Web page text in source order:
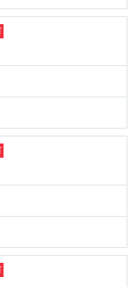
will notify you of the r
the admission time o
separately on the spe
the lottery period.
stores, but please note that
page. Please check th
regardin
on Ticket Numb
website.